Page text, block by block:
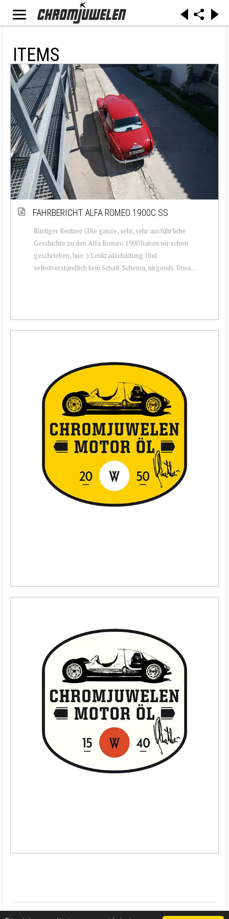
ITEMS
FAHRBERICHT ALFA ROMEO 1900C SS
Rüstiger Rentner (Die ganze, sehr, sehr ausführliche
Geschichte zu den Alfa Romeo 1900 haben wir schon
geschrieben, hier .) Lenkradschaltung. Und
selbstverständlich kein Schalt-Schema, nirgends. Etwa...